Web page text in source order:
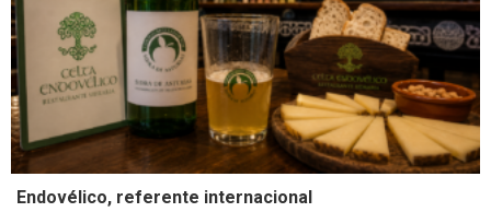
Endovélico, referente internacional